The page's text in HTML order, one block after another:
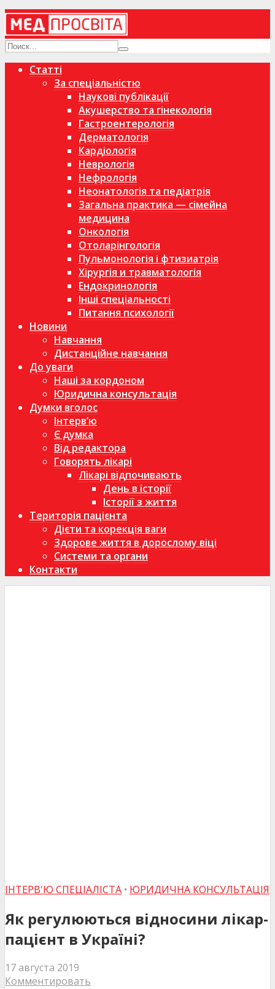
Статті
За спеціальністю
Наукові публікації
Акушерство та гінекологія
Гастроентерологія
Дерматологія
Кардіологія
Неврологія
Нефрологія
Неонатологія та педіатрія
Загальна практика — сімейна
медицина
Онкологія
Отоларінгологія
Пульмонологія і фтизиатрія
Хірургія и травматологія
Ендокринологія
Інші спеціальності
Питання психології
Новини
Навчання
Дистанційне навчання
До уваги
Наші за кордоном
Юридична консультація
Думки вголос
Інтерв’ю
Є думка
Від редактора
Говорять лікарі
Лікарі відпочивають
День в історії
Історії з життя
Територія пацієнта
Дієти та корекція ваги
Здорове життя в дорослому віці
Системи та органи
Контакти
ІНТЕРВ'Ю СПЕЦІАЛІСТА • ЮРИДИЧНА КОНСУЛЬТАЦІЯ
Як регулюються відносини лікар-
пацієнт в Україні?
17 августа 2019
Комментировать